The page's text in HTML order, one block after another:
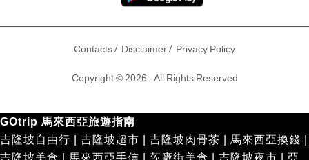
Contacts/ Disclaimer/ Privacy Policy
Copyright © 2026 - All Rights Reserved
GOtrip 馬來西亞旅遊指南
吉隆坡自由行
吉隆坡超市 吉隆坡肉骨茶 馬來西亞換錢
吉隆坡美食
馬來西亞手信 茨廠街美食 吉隆坡夜市 亞